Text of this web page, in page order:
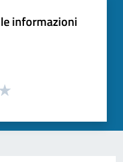
informazioni